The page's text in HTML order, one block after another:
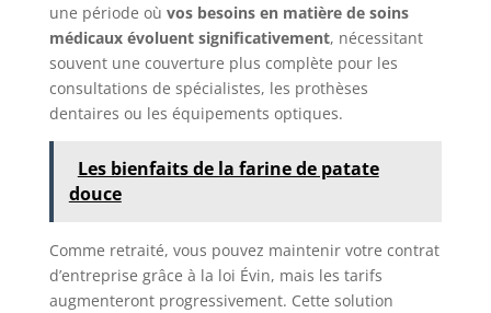
une période où vos besoins en matière de soins
médicaux évoluent significativement, nécessitant
souvent une couverture plus complète pour les
consultations de spécialistes, les prothèses
dentaires ou les équipements optiques.
Les bienfaits de la farine de patate
douce
Comme retraité, vous pouvez maintenir votre contrat
d’entreprise grâce à la loi Évin, mais les tarifs
augmenteront progressivement. Cette solution